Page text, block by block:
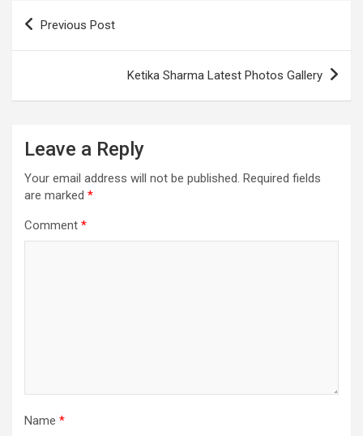
Post
Previous Post
Ketika Sharma Latest Photos Gallery
Leave a Reply
Your email address will not be published. Required fields
are marked *
Comment *
Name *